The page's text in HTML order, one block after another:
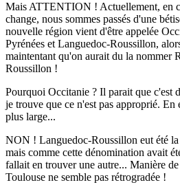
Mais ATTENTION ! Actuellement, en
change, nous sommes passés d'une
nouvelle région vient d'être appelée
Pyrénées et Languedoc-Roussillon,
maintentant qu'on aurait du la nommer
Roussillon !
Pourquoi Occitanie ? Il parait que c'est
je trouve que ce n'est pas approprié.
plus large...
NON ! Languedoc-Roussillon eut été
mais comme cette dénomination avait
fallait en trouver une autre... Manière
Toulouse ne semble pas rétrogradée !